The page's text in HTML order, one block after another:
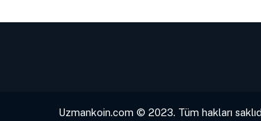
Uzmankoin.com © 2023. Tüm hakları